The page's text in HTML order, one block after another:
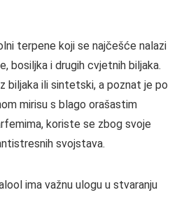
terpene koji se najčešće nalazi
bosiljka i drugih cvjetnih biljaka.
biljaka ili sintetski, a poznat je po
mirisu s blago orašastim
koriste se zbog svoje
svojstava.
ima važnu ulogu u stvaranju